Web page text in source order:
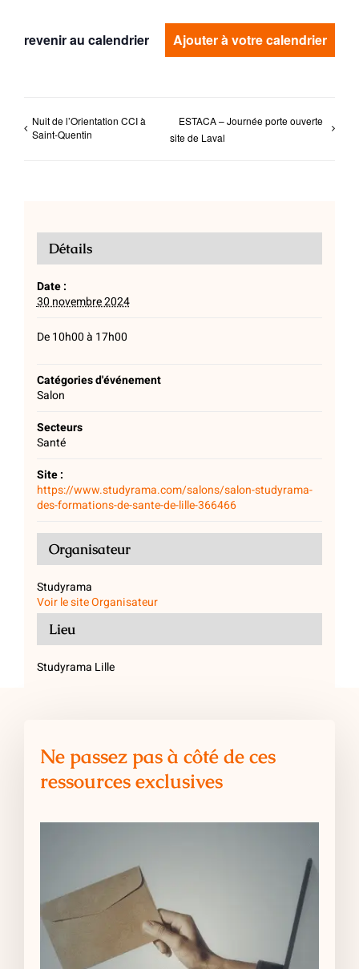
revenir au calendrier Ajouter à votre calendrier
Nuit de l’Orientation CCI à
Saint-Quentin
ESTACA – Journée porte ouverte
site de Laval
Détails
Date :
30 novembre 2024
De 10h00 à 17h00
Catégories d'événement
Salon
Secteurs
Santé
Site :
https://www.studyrama.com/salons/salon-studyrama-
des-formations-de-sante-de-lille-366466
Lieu
Studyrama Lille
Organisateur
Studyrama
Voir le site Organisateur
Ne passez pas à côté de ces
ressources exclusives